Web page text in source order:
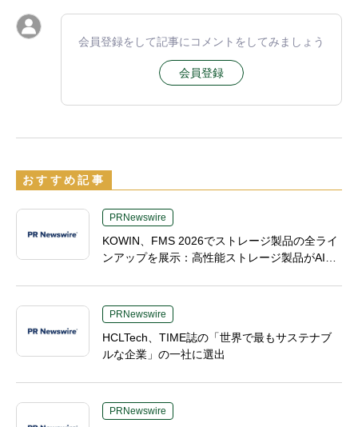
会員登録をして記事にコメントをしてみましょう
会員登録
おすすめ記事
PRNewswire
KOWIN、FMS 2026でストレージ製品の全ライ
ンアップを展示：高性能ストレージ製品がAI分
PRNewswire
HCLTech、TIME誌の「世界で最もサステナブ
ルな企業」の一社に選出
PRNewswire